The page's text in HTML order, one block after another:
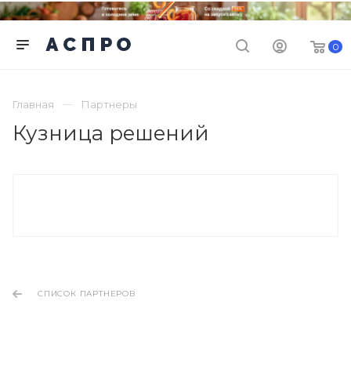
0
Главная Партнеры
Кузница решений
СПИСОК ПАРТНЕРОВ